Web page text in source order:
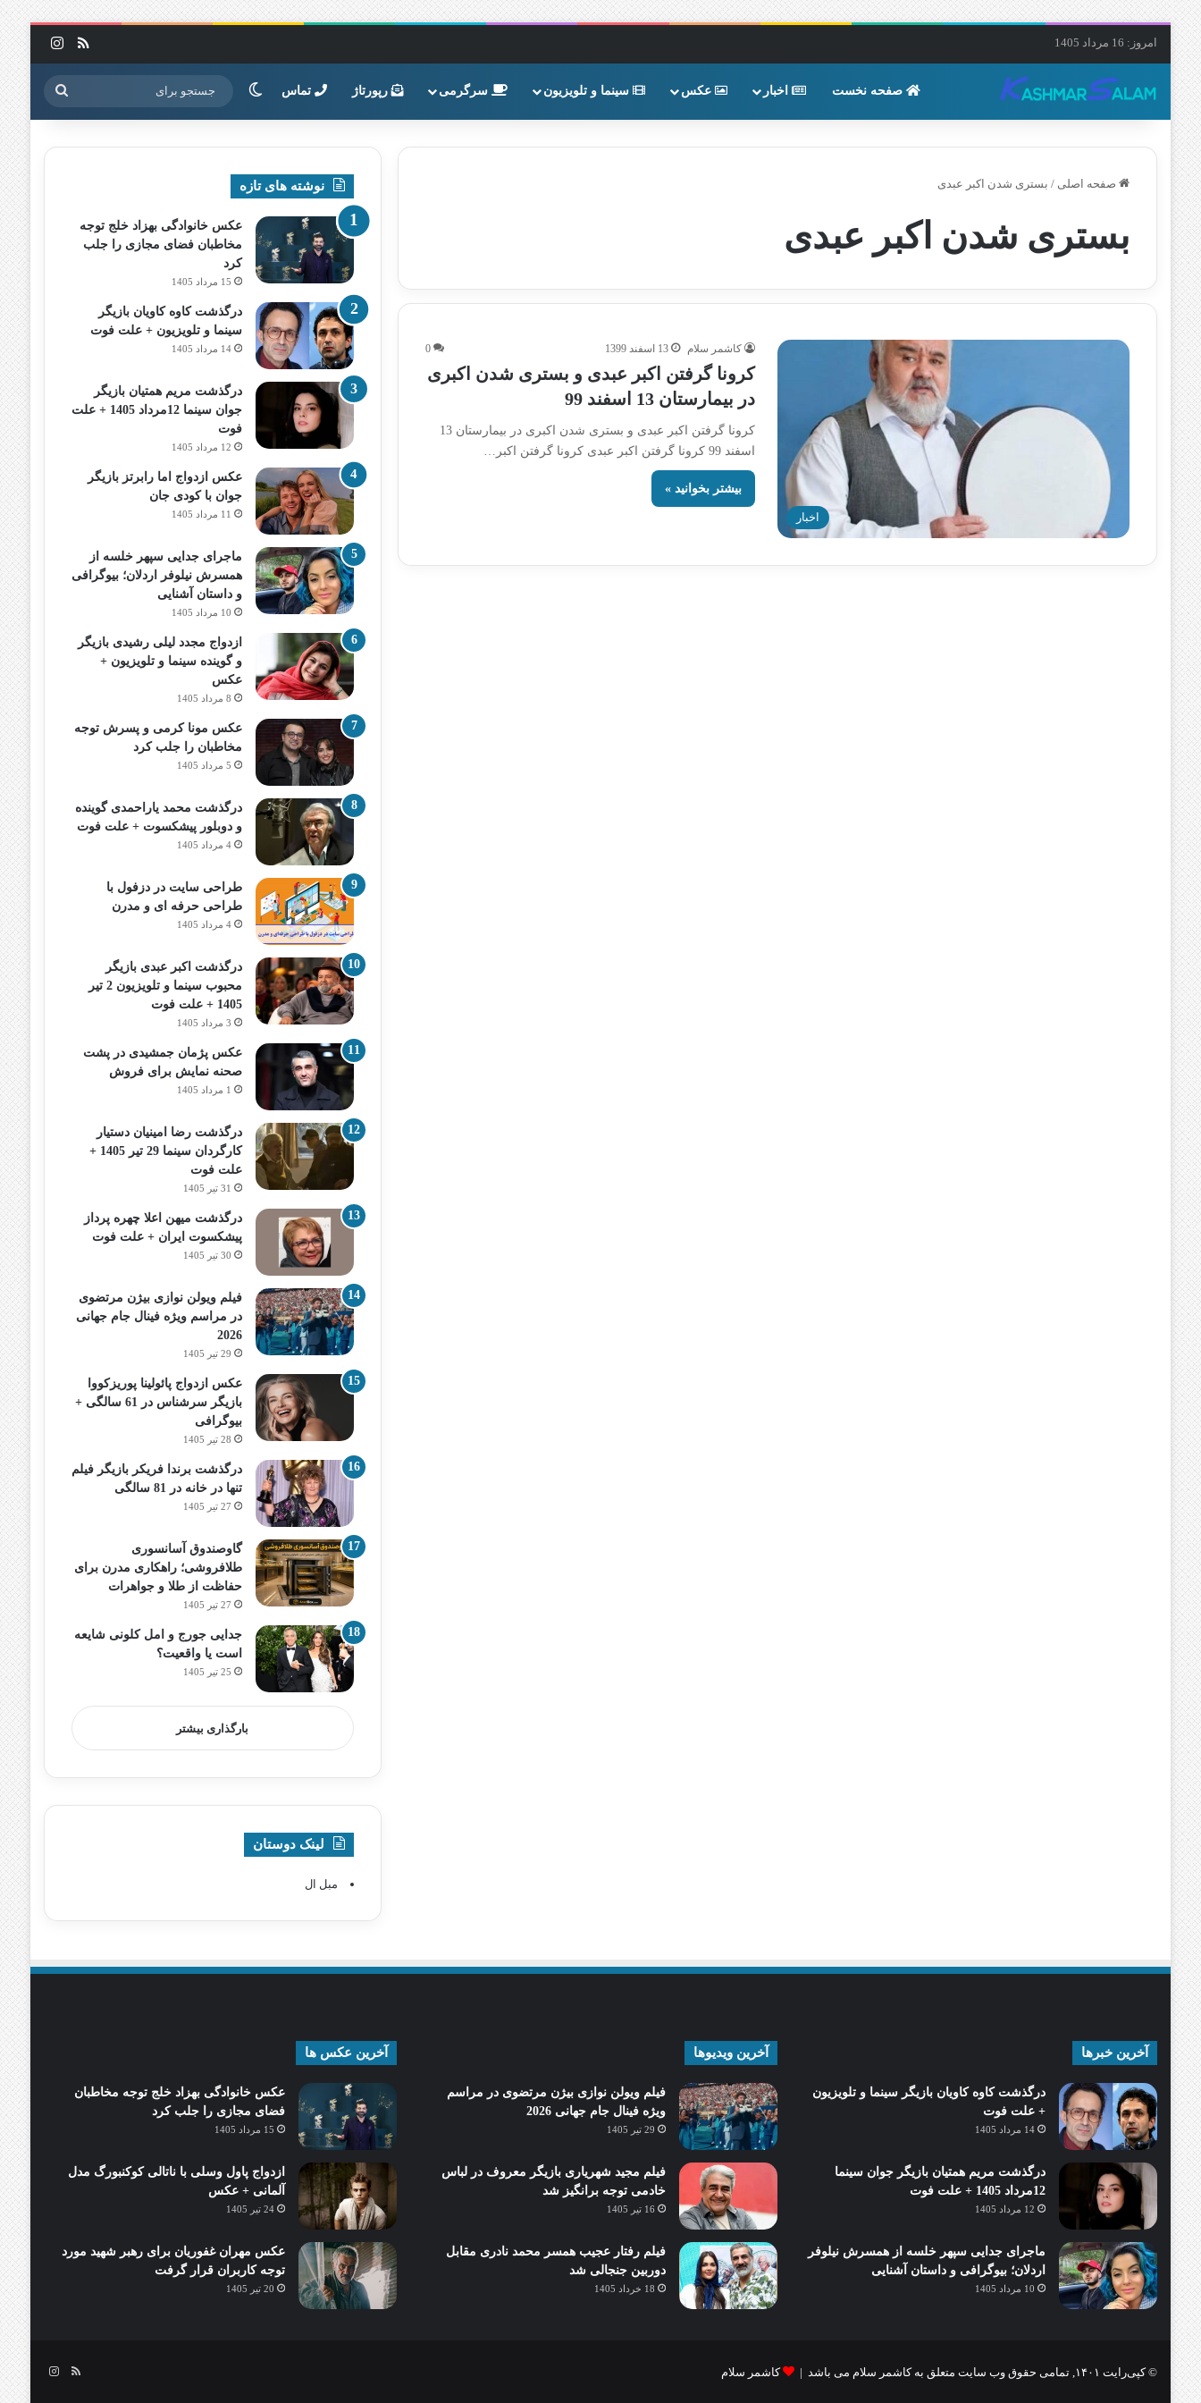
امروز: 16 مرداد 1405 خوراک
صفحه نخست اخبار عکس سینما و تلویزیون سرگرمی رپورتاژ تماس تغییر پوسته جستجو
برای
صفحه اصلی / بستری شدن اکبر عبدی
بستری شدن اکبر عبدی
اخبار
کاشمر سلام 13 اسفند 1399 0
کرونا گرفتن اکبر عبدی و بستری شدن اکبری
در بیمارستان 13 اسفند 99
کرونا گرفتن اکبر عبدی و بستری شدن اکبری در بیمارستان 13
اسفند 99 کرونا گرفتن اکبر عبدی کرونا گرفتن اکبر…
بیشتر بخوانید »
نوشته های تازه
عکس خانوادگی بهزاد خلج توجه
مخاطبان فضای مجازی را جلب
کرد
15 مرداد 1405
درگذشت کاوه کاویان بازیگر
سینما و تلویزیون + علت فوت
14 مرداد 1405
درگذشت مریم همتیان بازیگر
جوان سینما 12مرداد 1405 + علت
فوت
12 مرداد 1405
عکس ازدواج اما رابرتز بازیگر
جوان با کودی جان
11 مرداد 1405
ماجرای جدایی سپهر خلسه از
همسرش نیلوفر اردلان؛ بیوگرافی
و داستان آشنایی
10 مرداد 1405
ازدواج مجدد لیلی رشیدی بازیگر
و گوینده سینما و تلویزیون +
عکس
8 مرداد 1405
عکس مونا کرمی و پسرش توجه
مخاطبان را جلب کرد
5 مرداد 1405
درگذشت محمد یاراحمدی گوینده
و دوبلور پیشکسوت + علت فوت
4 مرداد 1405
طراحی سایت در دزفول با
طراحی حرفه‌ ای و مدرن
4 مرداد 1405
درگذشت اکبر عبدی بازیگر
محبوب سینما و تلویزیون 2 تیر
1405 + علت فوت
3 مرداد 1405
عکس پژمان جمشیدی در پشت
صحنه نمایش برای فروش
1 مرداد 1405
درگذشت رضا امینیان دستیار
کارگردان سینما 29 تیر 1405 +
علت فوت
31 تیر 1405
درگذشت میهن اعلا چهره پرداز
پیشکسوت ایران + علت فوت
30 تیر 1405
فیلم ویولن نوازی بیژن مرتضوی
در مراسم ویژه فینال جام جهانی
2026
29 تیر 1405
عکس ازدواج پائولینا پوریزکووا
بازیگر سرشناس در 61 سالگی +
بیوگرافی
28 تیر 1405
درگذشت برندا فریکر بازیگر فیلم
تنها در خانه در 81 سالگی
27 تیر 1405
گاوصندوق آسانسوری
طلافروشی؛ راهکاری مدرن برای
حفاظت از طلا و جواهرات
27 تیر 1405
جدایی جورج و امل کلونی شایعه
است یا واقعیت؟
25 تیر 1405
بارگذاری بیشتر
لینک دوستان
مبل ال
آخرین خبرها
درگذشت کاوه کاویان بازیگر سینما و تلویزیون
+ علت فوت
14 مرداد 1405
درگذشت مریم همتیان بازیگر جوان سینما
12مرداد 1405 + علت فوت
12 مرداد 1405
ماجرای جدایی سپهر خلسه از همسرش نیلوفر
اردلان؛ بیوگرافی و داستان آشنایی
10 مرداد 1405
آخرین ویدیوها
فیلم ویولن نوازی بیژن مرتضوی در مراسم
ویژه فینال جام جهانی 2026
29 تیر 1405
فیلم مجید شهریاری بازیگر معروف در لباس
خادمی توجه برانگیز شد
16 تیر 1405
فیلم رفتار عجیب همسر محمد نادری مقابل
دوربین جنجالی شد
18 خرداد 1405
آخرین عکس ها
عکس خانوادگی بهزاد خلج توجه مخاطبان
فضای مجازی را جلب کرد
15 مرداد 1405
ازدواج پاول وسلی با ناتالی کوکنبورگ مدل
آلمانی + عکس
24 تیر 1405
عکس مهران غفوریان برای رهبر شهید مورد
توجه کاربران قرار گرفت
20 تیر 1405
© کپی‌رایت ۱۴۰۱, تمامی حقوق وب سایت متعلق به کاشمر سلام می باشد | کاشمر سلام خوراکاینستاگرام